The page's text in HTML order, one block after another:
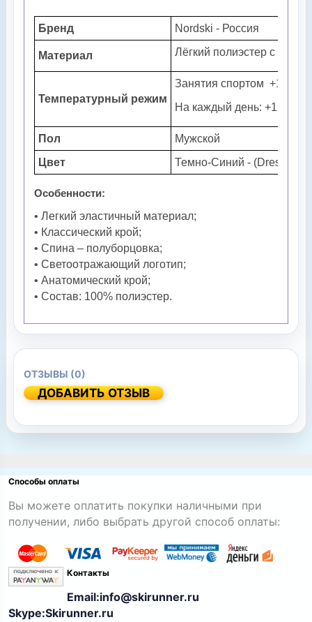
Бренд Nordski - Россия
Материал Лёгкий полиэстер с
Температурный режим
Занятия спортом
На каждый день:
Пол
Мужской
Цвет
Темно-Синий - (Dress Blue
Особенности:
• Легкий эластичный материал;
• Классический крой;
• Спина – полуборцовка;
• Светоотражающий логотип;
• Анатомический крой;
• Состав: 100% полиэстер.
ОТЗЫВЫ (0)
ДОБАВИТЬ ОТЗЫВ
Способы оплаты
Вы можете оплатить покупки наличными при
получении, либо выбрать другой способ оплаты:
Контакты
Email:info@skirunner.ru
Skype:Skirunner.ru